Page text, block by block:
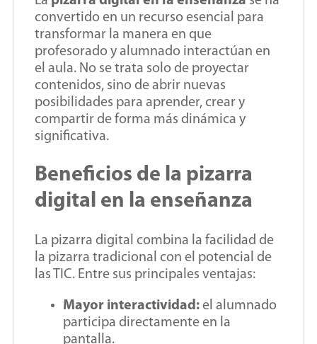
convertido en un recurso esencial para
transformar la manera en que
profesorado y alumnado interactúan en
el aula. No se trata solo de proyectar
contenidos, sino de abrir nuevas
posibilidades para aprender, crear y
compartir de forma más dinámica y
significativa.
Beneficios de la pizarra
digital en la enseñanza
La pizarra digital combina la facilidad de
la pizarra tradicional con el potencial de
las TIC. Entre sus principales ventajas:
Mayor interactividad: el alumnado
participa directamente en la
pantalla.